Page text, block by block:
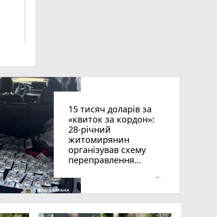
15 тисяч доларів за
«квиток за кордон»:
28-річний
житомирянин
організував схему
переправлення
віку за межі країни
photo_camera